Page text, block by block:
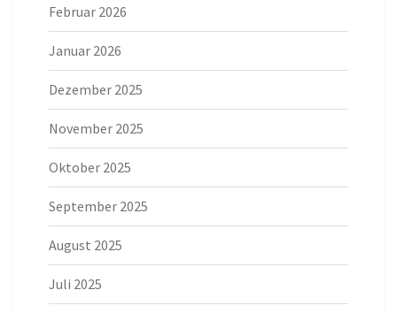
Februar 2026
Januar 2026
Dezember 2025
November 2025
Oktober 2025
September 2025
August 2025
Juli 2025